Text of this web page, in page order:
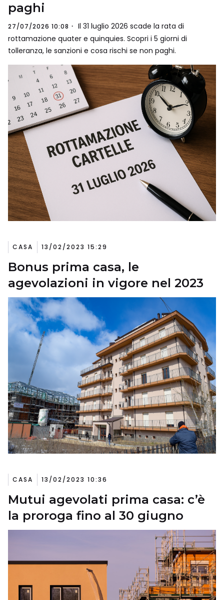
paghi
27/07/2026 10:08
Il 31 luglio 2026 scade la rata di
rottamazione quater e quinquies. Scopri i 5 giorni di
tolleranza, le sanzioni e cosa rischi se non paghi.
CASA 13/02/2023 15:29
Bonus prima casa, le
agevolazioni in vigore nel 2023
CASA 13/02/2023 10:36
Mutui agevolati prima casa: c’è
la proroga fino al 30 giugno